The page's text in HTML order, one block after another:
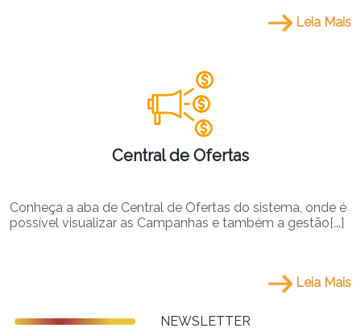
Leia Mais
Central de Ofertas
Conheça a aba de Central de Ofertas do sistema, onde é
possível visualizar as Campanhas e também a gestão[...]
Leia Mais
NEWSLETTER